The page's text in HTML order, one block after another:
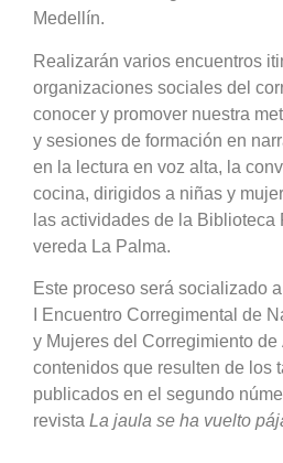
Medellín.
Realizarán varios encuentros
organizaciones sociales del
conocer y promover nuestra
y sesiones de formación en
en la lectura en voz alta, la
cocina, dirigidos a niñas y
las actividades de la Biblioteca
vereda La Palma.
Este proceso será socializado a
I Encuentro Corregimental de
y Mujeres del Corregimiento de
contenidos que resulten de los
publicados en el segundo
revista La jaula se ha vuelto